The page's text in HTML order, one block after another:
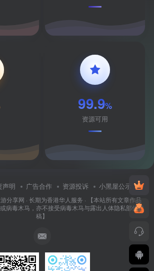
99.9%
资源可用
声明 广告合作 资源投诉 小黑屋公示
分享网 · 长期为香港华人服务 · 【本站所有文章作品
病毒木马，亦不接受病毒木马与露出人体隐私部位投
稿】